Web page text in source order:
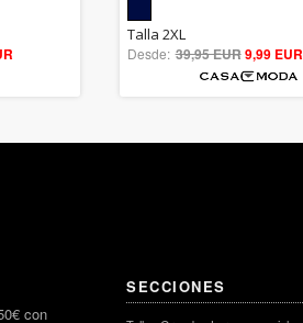
out of 5
Talla 2XL
Desde: 39,95 EUR9,99 EUR
con
SECCIONES